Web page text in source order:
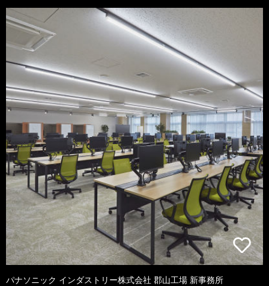
パナソニック インダストリー株式会社 郡山工場 新事務所